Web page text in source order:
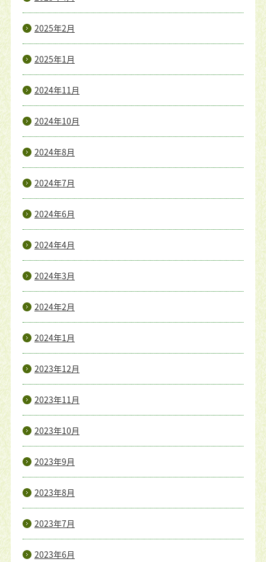
2025年2月
2025年1月
2024年11月
2024年10月
2024年8月
2024年7月
2024年6月
2024年4月
2024年3月
2024年2月
2024年1月
2023年12月
2023年11月
2023年10月
2023年9月
2023年8月
2023年7月
2023年6月